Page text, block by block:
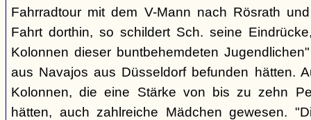
Fahrradtour mit dem V-Mann nach Rösrath
Fahrt dorthin, so schildert Sch. seine
Kolonnen dieser buntbehemdeten
aus Navajos aus Düsseldorf befunden hätten.
Kolonnen, die eine Stärke von bis zu zehn
hätten, auch zahlreiche Mädchen gewesen.